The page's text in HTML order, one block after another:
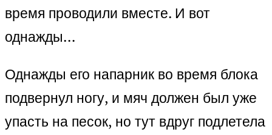
время проводили вместе. И вот
однажды…
Однажды его напарник во время блока
подвернул ногу, и мяч должен был уже
упасть на песок, но тут вдруг подлетела